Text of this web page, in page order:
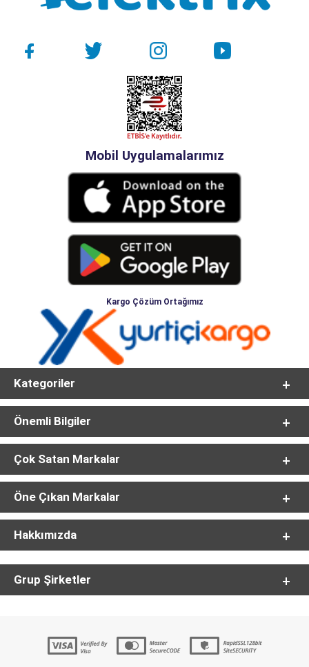
Mobil Uygulamalarımız
Kargo Çözüm Ortağımız
Kategoriler
Önemli Bilgiler
Çok Satan Markalar
Öne Çıkan Markalar
Hakkımızda
Grup Şirketler